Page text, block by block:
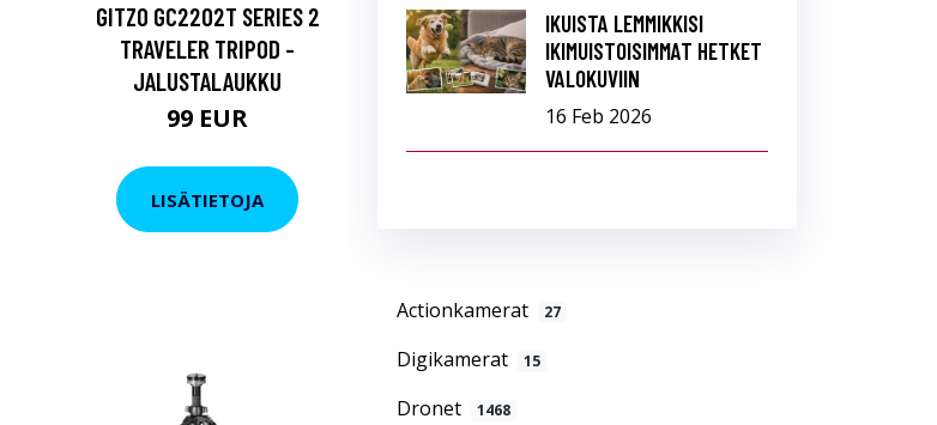
IKUISTA LEMMIKKISI
IKIMUISTOISIMMAT HETKET
VALOKUVIIN
16 Feb 2026
Actionkamerat 27
Digikamerat 15
Dronet 1468
GITZO GC2202T SERIES 2
TRAVELER TRIPOD -
JALUSTALAUKKU
99 EUR
LISÄTIETOJA